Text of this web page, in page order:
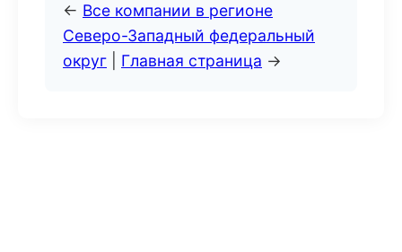
← Все компании в регионе
Северо-Западный федеральный
округ
Главная страница →